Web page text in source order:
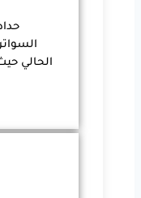
الحالي